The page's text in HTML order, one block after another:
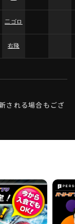
二ゴロ
右飛
される場合もござ